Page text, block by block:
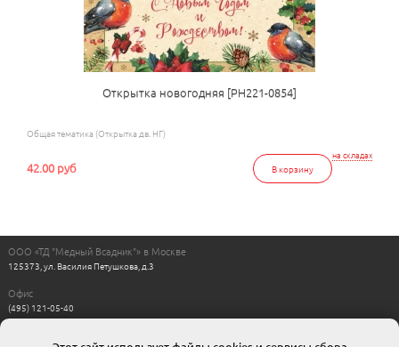
Открытка новогодняя [РН221-0854]
Общая тематика (Открытка дв. НГ)
на складах
В корзину
42.00 руб
ООО «ТД "Медный Всадник"» в Москве
125373, ул. Василия Петушкова, д.3
Офис
(495) 121-05-40
Пн-Пт с 11:00 до 17:00